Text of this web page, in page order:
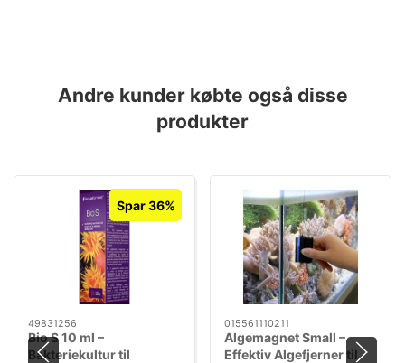
Andre kunder købte også disse
produkter
Spar 36%
49831256
Bio S 10 ml –
Bakteriekultur til
015561110211
Algemagnet Small –
Effektiv Algefjerner til